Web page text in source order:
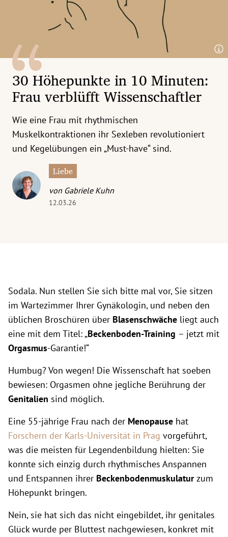
Untermenü
Untermenü
Untermenü
Untermenü
Untermenü
Untermenü
Untermenü
Untermenü
30 Höhepunkte in 10 Minuten:
Frau verblüfft Wissenschaftler
Wie eine Frau mit rhythmischen
Muskelkontraktionen ihr Sexleben revolutioniert
und Kegelübungen ein „Must-have“ sind.
Liebe
von Gabriele Kuhn
12.03.26
Sodala. Nun stellen Sie sich bitte mal vor, Sie sitzen
im Wartezimmer Ihrer Gynäkologin, und neben den
üblichen Broschüren über Blasenschwäche liegt auch
eine mit dem Titel: „Beckenboden-Training – jetzt mit
Orgasmus-Garantie!“
Humbug? Von wegen! Die Wissenschaft hat soeben
bewiesen: Orgasmen ohne jegliche Berührung der
Genitalien sind möglich.
Eine 55-jährige Frau nach der Menopause hat
Forschern der Karls-Universität in Prag vorgeführt,
was die meisten für Legendenbildung hielten: Sie
konnte sich einzig durch rhythmisches Anspannen
und Entspannen ihrer Beckenbodenmuskulaturzum
Höhepunkt bringen.
Nein, sie hat sich das nicht eingebildet, ihr genitales
Glück wurde per Bluttest nachgewiesen, konkret mit